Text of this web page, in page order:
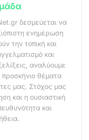
δεσμεύεται να
ενημέρωση
την τοπική και
και
αναλύουμε
θέματα
μας. Στόχος μας
και η ουσιαστική
και